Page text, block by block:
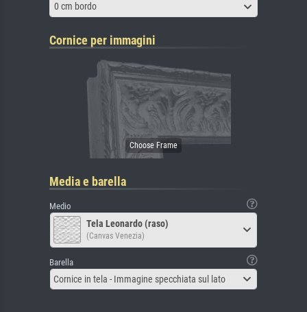
0 cm bordo
Cornice per immagini
Media e barella
Medio
Tela Leonardo (raso)
(Canvas Venezia)
Barella
Cornice in tela - Immagine specchiata sul lato